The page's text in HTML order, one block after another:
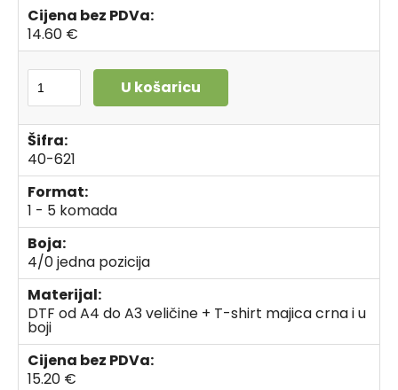
Cijena bez PDVa:
14.60 €
U košaricu
Šifra:
40-621
Format:
1 - 5 komada
Boja:
4/0 jedna pozicija
Materijal:
DTF od A4 do A3 veličine + T-shirt majica crna i u
boji
Cijena bez PDVa:
15.20 €